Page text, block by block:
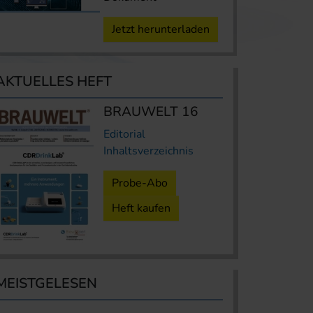
Jetzt herunterladen
HEFT
BRAUWELT 16
Editorial
Inhaltsverzeichnis
Probe-Abo
Heft kaufen